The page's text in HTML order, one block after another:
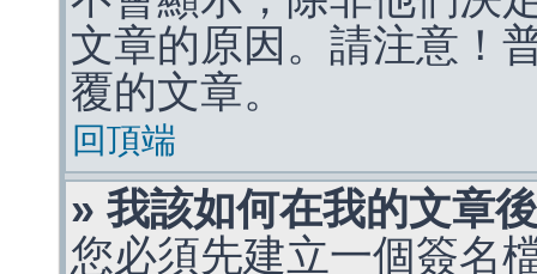
文章的原因。請注意！
覆的文章。
回頂端
» 我該如何在我的文章
您必須先建立一個簽名